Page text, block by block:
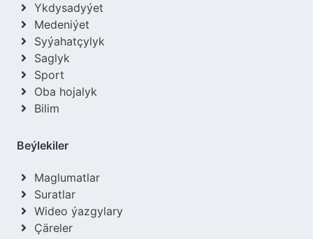
Ykdysadyýet
Medeniýet
Syýahatçylyk
Saglyk
Sport
Oba hojalyk
Bilim
Beýlekiler
Maglumatlar
Suratlar
Wideo ýazgylary
Çäreler